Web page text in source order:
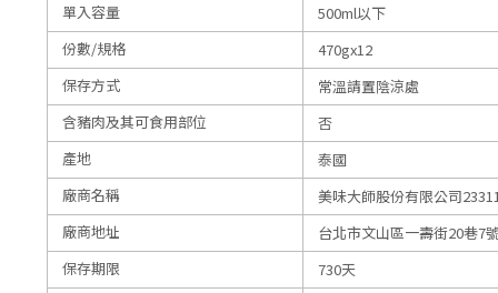
單入容量
500ml以下
份數/規格
470gx12
保存方式
常溫請置陰涼處
含豬肉及其可食用部位
否
產地
泰國
廠商名稱
美味大師股份有限公司
廠商地址
台北市文山區一壽街20巷7
保存期限
730天